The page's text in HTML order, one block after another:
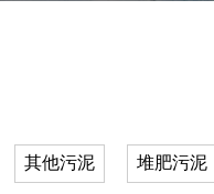
其他污泥 堆肥污泥